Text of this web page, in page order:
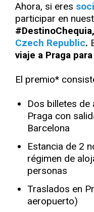
Ahora, si eres
participar en
#DestinoChequia,
Czech Republic.
viaje a Praga
El premio*
Dos billetes de
Praga con
Barcelona
Estancia de 2
régimen de
personas
Traslados en
aeropuerto)